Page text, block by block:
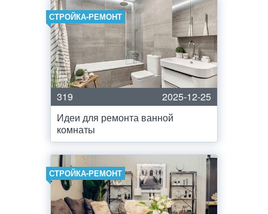
СТРОЙКА-РЕМОНТ
319
2025-12-25
Идеи для ремонта ванной
комнаты
СТРОЙКА-РЕМОНТ